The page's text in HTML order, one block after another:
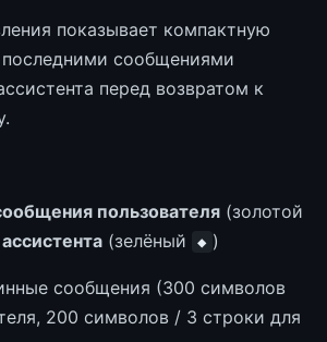
показывает компактную
последними сообщениями
перед возвратом к
пользователя (золотой
(зелёный ◆ )
сообщения (300 символов
200 символов / 3 строки для